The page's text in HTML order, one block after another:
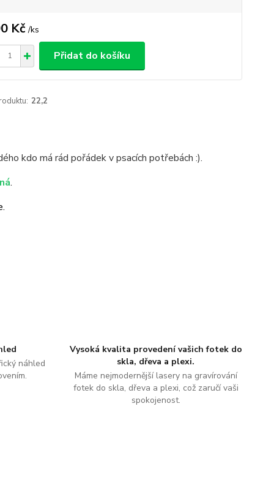
Kč /ks
Přidat do košíku
22,2
náhled
Vysoká kvalita provedení vašich fotek do
skla, dřeva a plexi.
Máme nejmodernější lasery na gravírování
fotek do skla, dřeva a plexi, což zaručí vaši
spokojenost.
kdo má rád pořádek v psacích potřebách :).
.